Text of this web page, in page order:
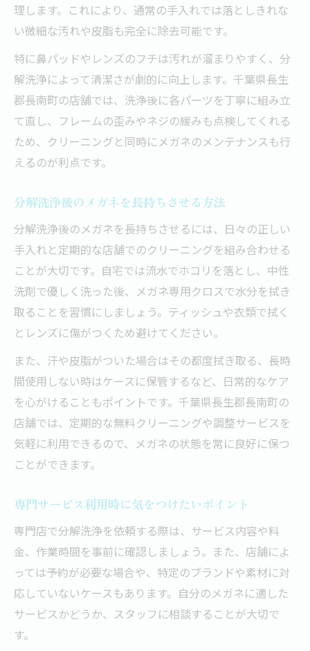
理します。これにより、通常の手入れでは落としきれな
い微細な汚れや皮脂も完全に除去可能です。
特に鼻パッドやレンズのフチは汚れが溜まりやすく、分
解洗浄によって清潔さが劇的に向上します。千葉県長生
郡長南町の店舗では、洗浄後に各パーツを丁寧に組み立
て直し、フレームの歪みやネジの緩みも点検してくれる
ため、クリーニングと同時にメガネのメンテナンスも行
えるのが利点です。
分解洗浄後のメガネを長持ちさせる方法
分解洗浄後のメガネを長持ちさせるには、日々の正しい
手入れと定期的な店舗でのクリーニングを組み合わせる
ことが大切です。自宅では流水でホコリを落とし、中性
洗剤で優しく洗った後、メガネ専用クロスで水分を拭き
取ることを習慣にしましょう。ティッシュや衣類で拭く
とレンズに傷がつくため避けてください。
また、汗や皮脂がついた場合はその都度拭き取る、長時
間使用しない時はケースに保管するなど、日常的なケア
を心がけることもポイントです。千葉県長生郡長南町の
店舗では、定期的な無料クリーニングや調整サービスを
気軽に利用できるので、メガネの状態を常に良好に保つ
ことができます。
専門サービス利用時に気をつけたいポイント
専門店で分解洗浄を依頼する際は、サービス内容や料
金、作業時間を事前に確認しましょう。また、店舗によ
っては予約が必要な場合や、特定のブランドや素材に対
応していないケースもあります。自分のメガネに適した
サービスかどうか、スタッフに相談することが大切で
す。